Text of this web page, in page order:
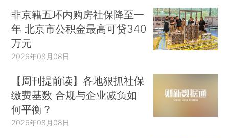
非京籍五环内购房社保降至一
年 北京市公积金最高可贷340
万元
2026年08月08日
【周刊提前读】各地狠抓社保
缴费基数 合规与企业减负如
何平衡？
2026年08月08日